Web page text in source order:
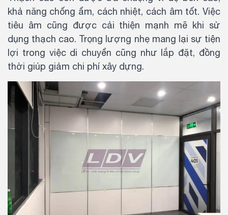
khả năng chống ẩm, cách nhiệt, cách âm tốt. Việc
tiêu âm cũng được cải thiện mạnh mẽ khi sử
dụng thạch cao. Trọng lượng nhẹ mang lại sự tiện
lợi trong việc di chuyển cũng như lắp đặt, đồng
thời giúp giảm chi phí xây dựng.